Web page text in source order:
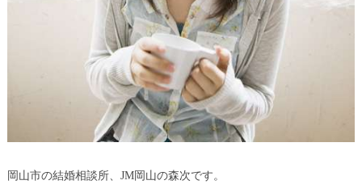
岡山市の結婚相談所、JM岡山の森次です。